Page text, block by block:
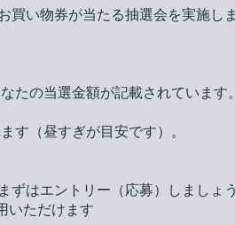
い物券が当たる抽選会を実施しま
たの当選金額が記載されています。
す（昼すぎが目安です）。
はエントリー（応募）しましょう
いただけます